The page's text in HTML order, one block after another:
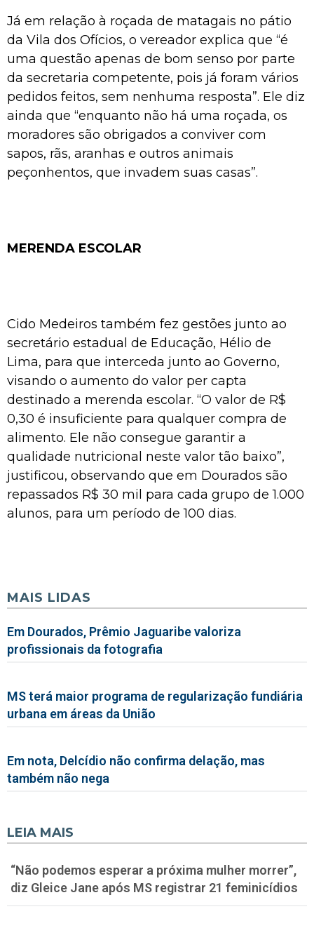
Já em relação à roçada de matagais no pátio
da Vila dos Ofícios, o vereador explica que “é
uma questão apenas de bom senso por parte
da secretaria competente, pois já foram vários
pedidos feitos, sem nenhuma resposta”. Ele diz
ainda que “enquanto não há uma roçada, os
moradores são obrigados a conviver com
sapos, rãs, aranhas e outros animais
peçonhentos, que invadem suas casas”.
MERENDA ESCOLAR
Cido Medeiros também fez gestões junto ao
secretário estadual de Educação, Hélio de
Lima, para que interceda junto ao Governo,
visando o aumento do valor per capta
destinado a merenda escolar. “O valor de R$
0,30 é insuficiente para qualquer compra de
alimento. Ele não consegue garantir a
qualidade nutricional neste valor tão baixo”,
justificou, observando que em Dourados são
repassados R$ 30 mil para cada grupo de 1.000
alunos, para um período de 100 dias.
MAIS LIDAS
Em Dourados, Prêmio Jaguaribe valoriza
profissionais da fotografia
MS terá maior programa de regularização fundiária
urbana em áreas da União
Em nota, Delcídio não confirma delação, mas
também não nega
LEIA MAIS
“Não podemos esperar a próxima mulher morrer”,
diz Gleice Jane após MS registrar 21 feminicídios